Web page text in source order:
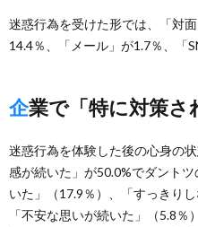
迷惑行為を受けた形では、「対
14.4％、「メール」が1.7％、「
企業で「特に対策
迷惑行為を体験した後の心身の
感が続いた」が50.0%でダント
いた」（17.9％）、「すっきり
「不安な思いが続いた」（5.8